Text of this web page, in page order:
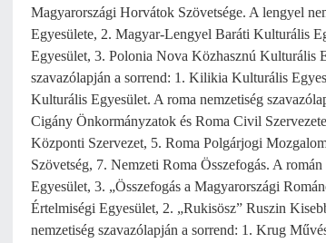
Magyarországi Horvátok Szövetsége. A lengyel
Egyesülete, 2. Magyar-Lengyel Baráti Kulturális
Egyesület, 3. Polonia Nova Közhasznú Kulturális
szavazólapján a sorrend: 1. Kilikia Kulturális
Kulturális Egyesület. A roma nemzetiség
Cigány Önkormányzatok és Roma Civil
Központi Szervezet, 5. Roma Polgárjogi
Szövetség, 7. Nemzeti Roma Összefogás. A
Egyesület, 3. „Összefogás a Magyarországi
Értelmiségi Egyesület, 2. „Rukisösz” Ruszin
nemzetiség szavazólapján a sorrend: 1. Krug